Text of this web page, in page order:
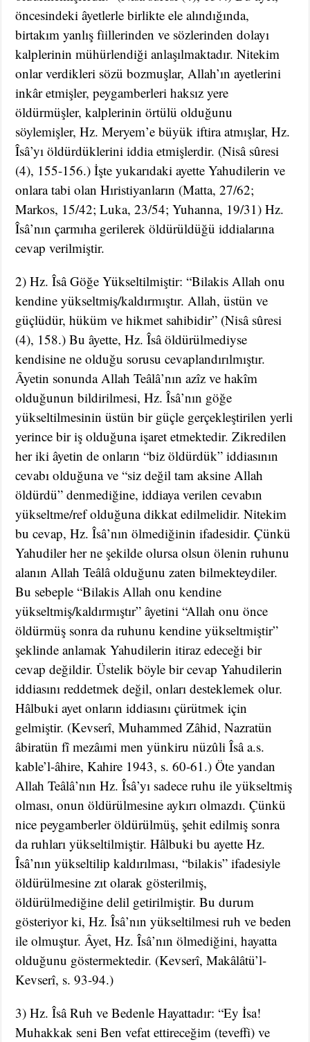
öncesindeki âyetlerle birlikte ele alındığında,
birtakım yanlış fiillerinden ve sözlerinden dolayı
kalplerinin mühürlendiği anlaşılmaktadır. Nitekim
onlar verdikleri sözü bozmuşlar, Allah’ın ayetlerini
inkâr etmişler, peygamberleri haksız yere
öldürmüşler, kalplerinin örtülü olduğunu
söylemişler, Hz. Meryem’e büyük iftira atmışlar, Hz.
Îsâ’yı öldürdüklerini iddia etmişlerdir. (Nisâ sûresi
(4), 155-156.) İşte yukarıdaki ayette Yahudilerin ve
onlara tabi olan Hıristiyanların (Matta, 27/62;
Markos, 15/42; Luka, 23/54; Yuhanna, 19/31) Hz.
Îsâ’nın çarmıha gerilerek öldürüldüğü iddialarına
cevap verilmiştir.
2) Hz. Îsâ Göğe Yükseltilmiştir: “Bilakis Allah onu
kendine yükseltmiş/kaldırmıştır. Allah, üstün ve
güçlüdür, hüküm ve hikmet sahibidir” (Nisâ sûresi
(4), 158.) Bu âyette, Hz. Îsâ öldürülmediyse
kendisine ne olduğu sorusu cevaplandırılmıştır.
Âyetin sonunda Allah Teâlâ’nın azîz ve hakîm
olduğunun bildirilmesi, Hz. Îsâ’nın göğe
yükseltilmesinin üstün bir güçle gerçekleştirilen yerli
yerince bir iş olduğuna işaret etmektedir. Zikredilen
her iki âyetin de onların “biz öldürdük” iddiasının
cevabı olduğuna ve “siz değil tam aksine Allah
öldürdü” denmediğine, iddiaya verilen cevabın
yükseltme/ref olduğuna dikkat edilmelidir. Nitekim
bu cevap, Hz. Îsâ’nın ölmediğinin ifadesidir. Çünkü
Yahudiler her ne şekilde olursa olsun ölenin ruhunu
alanın Allah Teâlâ olduğunu zaten bilmekteydiler.
Bu sebeple “Bilakis Allah onu kendine
yükseltmiş/kaldırmıştır” âyetini “Allah onu önce
öldürmüş sonra da ruhunu kendine yükseltmiştir”
şeklinde anlamak Yahudilerin itiraz edeceği bir
cevap değildir. Üstelik böyle bir cevap Yahudilerin
iddiasını reddetmek değil, onları desteklemek olur.
Hâlbuki ayet onların iddiasını çürütmek için
gelmiştir. (Kevserî, Muhammed Zâhid, Nazratün
âbiratün fî mezâımi men yünkiru nüzûli Îsâ a.s.
kable’l-âhire, Kahire 1943, s. 60-61.) Öte yandan
Allah Teâlâ’nın Hz. Îsâ’yı sadece ruhu ile yükseltmiş
olması, onun öldürülmesine aykırı olmazdı. Çünkü
nice peygamberler öldürülmüş, şehit edilmiş sonra
da ruhları yükseltilmiştir. Hâlbuki bu ayette Hz.
Îsâ’nın yükseltilip kaldırılması, “bilakis” ifadesiyle
öldürülmesine zıt olarak gösterilmiş,
öldürülmediğine delil getirilmiştir. Bu durum
gösteriyor ki, Hz. Îsâ’nın yükseltilmesi ruh ve beden
ile olmuştur. Âyet, Hz. Îsâ’nın ölmediğini, hayatta
olduğunu göstermektedir. (Kevserî, Makâlâtü’l-
Kevserî, s. 93-94.)
3) Hz. Îsâ Ruh ve Bedenle Hayattadır: “Ey İsa!
Muhakkak seni Ben vefat ettireceğim (teveffi) ve